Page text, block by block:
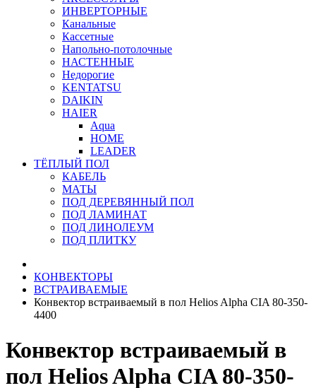
ИНВЕРТОРНЫЕ
Канальные
Кассетные
Напольно-потолочные
НАСТЕННЫЕ
Недорогие
KENTATSU
DAIKIN
HAIER
Aqua
HOME
LEADER
ТЁПЛЫЙ ПОЛ
КАБЕЛЬ
МАТЫ
ПОД ДЕРЕВЯННЫЙ ПОЛ
ПОД ЛАМИНАТ
ПОД ЛИНОЛЕУМ
ПОД ПЛИТКУ
КОНВЕКТОРЫ
ВСТРАИВАЕМЫЕ
Конвектор встраиваемый в пол Helios Alpha CIA 80-350-
4400
Конвектор встраиваемый в
пол Helios Alpha CIA 80-350-